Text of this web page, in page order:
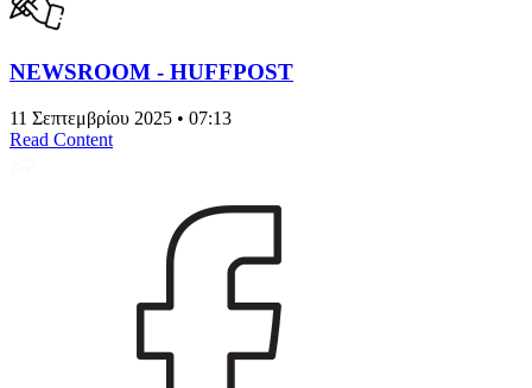
NEWSROOM - HUFFPOST
11 Σεπτεμβρίου 2025 • 07:13
Read Content